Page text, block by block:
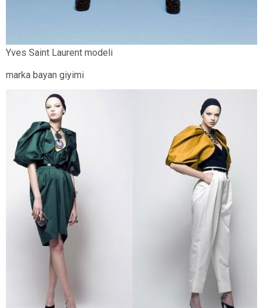
Yves Saint Laurent modeli
marka bayan giyimi